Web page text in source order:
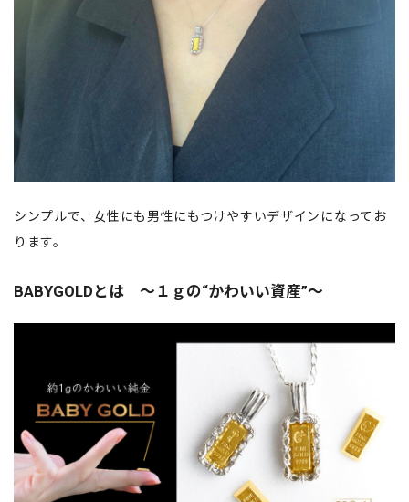
シンプルで、女性にも男性にもつけやすいデザインになってお
ります。
BABYGOLDとは ～１ｇの“かわいい資産”～